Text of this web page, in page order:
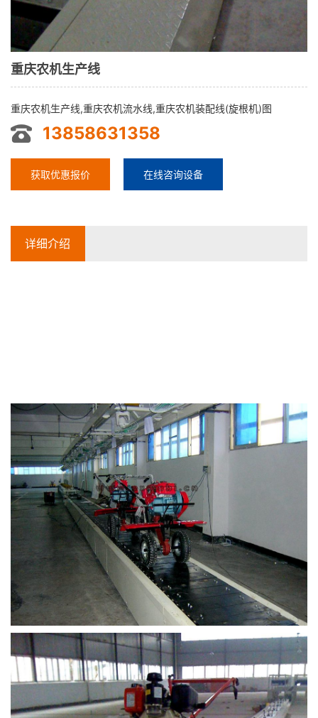
重庆农机生产线
重庆农机生产线,重庆农机流水线,重庆农机装配线(旋根机)图
13858631358
获取优惠报价 在线咨询设备
详细介绍